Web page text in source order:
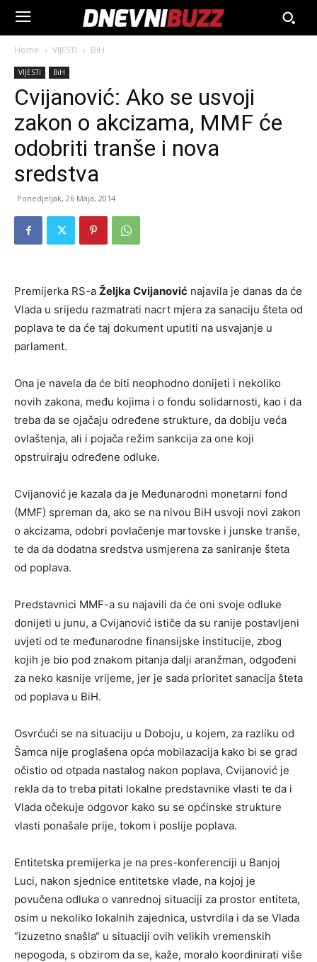
Home VIJESTI BiH
VIJESTI BiH
Cvijanović: Ako se usvoji
zakon o akcizama, MMF će
odobriti tranše i nova
sredstva
Ponedjeljak, 26 Maja, 2014
Premijerka RS-a Željka Cvijanović najavila je danas da će
Vlada u srijedu razmatrati nacrt mjera za sanaciju šteta od
poplava te da će taj dokument uputiti na usvajanje u
parlament.
Ona je navela da će biti neophodno donijeti i nekoliko
novih zakona, među kojima i o fondu solidarnosti, kao i da
treba da se ojačaju određene strukture, da dobiju veća
ovlaštenja, ali i pojača režim sankcija za one koji
opstruiraju određene odluke.
Cvijanović je kazala da je Međunarodni monetarni fond
(MMF) spreman da, ako se na nivou BiH usvoji novi zakon
o akcizama, odobri povlačenje martovske i junske tranše,
te da da dodatna sredstva usmjerena za saniranje šteta
od poplava.
Predstavnici MMF-a su najavili da će oni svoje odluke
donijeti u junu, a Cvijanović ističe da su ranije postavljeni
uvjeti od te međunarodne finansijske institucije, zbog
kojih je bio pod znakom pitanja dalji aranžman, odgođeni
za neko kasnije vrijeme, jer je sada prioritet sanacija šteta
od poplava u BiH.
Osvrćući se na situaciju u Doboju, u kojem, za razliku od
Šamca nije proglašena opća mobilazacija kako bi se grad
očistio od otpada nastalog nakon poplava, Cvijanović je
rekla da to treba pitati lokalne predstavnike vlasti te da i
Vlada očekuje odgovor kako su se općinske strukture
vlasti ponašale prije, tokom i poslije poplava.
Entitetska premijerka je na pres-konferenciji u Banjoj
Luci, nakon sjednice entitetske vlade, na kojoj je
povučena odluka o vanrednoj situaciji za prostor entiteta,
osim u nekoliko lokalnih zajednica, ustvrdila i da se Vlada
“izuzetno snašla“ u situaciji ovih velikih vremenskih
nepogoda, s obzirom da se, kaže, moralo koordinirati više